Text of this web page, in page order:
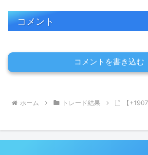
コメント
コメントを書き込む
ホーム トレード結果 【